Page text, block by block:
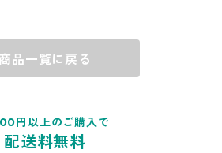
商品一覧に戻る
円以上のご購入で
配送料無料